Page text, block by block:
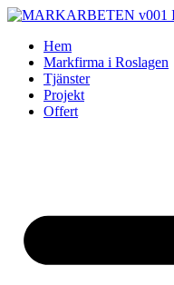
Skip
contentHem
Markfirma i Roslagen
Tjänster
Projekt
Offert